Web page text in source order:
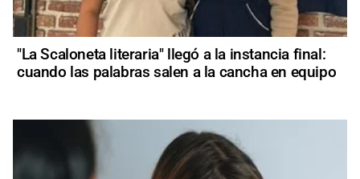
"La Scaloneta literaria" llegó a la instancia final:
cuando las palabras salen a la cancha en equipo